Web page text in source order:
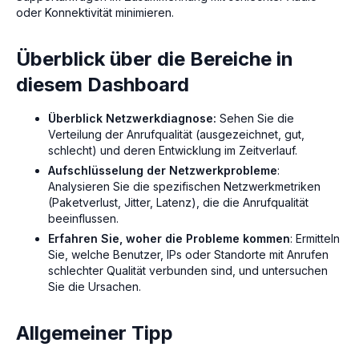
oder Konnektivität minimieren.
Überblick über die Bereiche in
diesem Dashboard
Überblick Netzwerkdiagnose: Sehen Sie die
Verteilung der Anrufqualität (ausgezeichnet, gut,
schlecht) und deren Entwicklung im Zeitverlauf.
Aufschlüsselung der Netzwerkprobleme:
Analysieren Sie die spezifischen Netzwerkmetriken
(Paketverlust, Jitter, Latenz), die die Anrufqualität
beeinflussen.
Erfahren Sie, woher die Probleme kommen: Ermitteln
Sie, welche Benutzer, IPs oder Standorte mit Anrufen
schlechter Qualität verbunden sind, und untersuchen
Sie die Ursachen.
Allgemeiner Tipp